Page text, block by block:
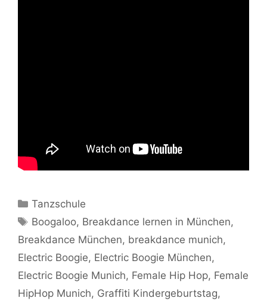
Kategorien
Tanzschule
Schlagwörter
Boogaloo, Breakdance lernen in München,
Breakdance München, breakdance munich,
Electric Boogie, Electric Boogie München,
Electric Boogie Munich, Female Hip Hop, Female
HipHop Munich, Graffiti Kindergeburtstag,